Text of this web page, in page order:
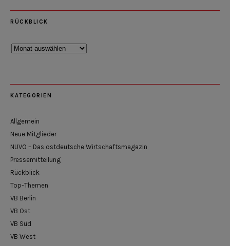
RÜCKBLICK
Rückblick
KATEGORIEN
Allgemein
Neue Mitglieder
NUVO – Das ostdeutsche Wirtschaftsmagazin
Pressemitteilung
Rückblick
Top-Themen
VB Berlin
VB Ost
VB Süd
VB West